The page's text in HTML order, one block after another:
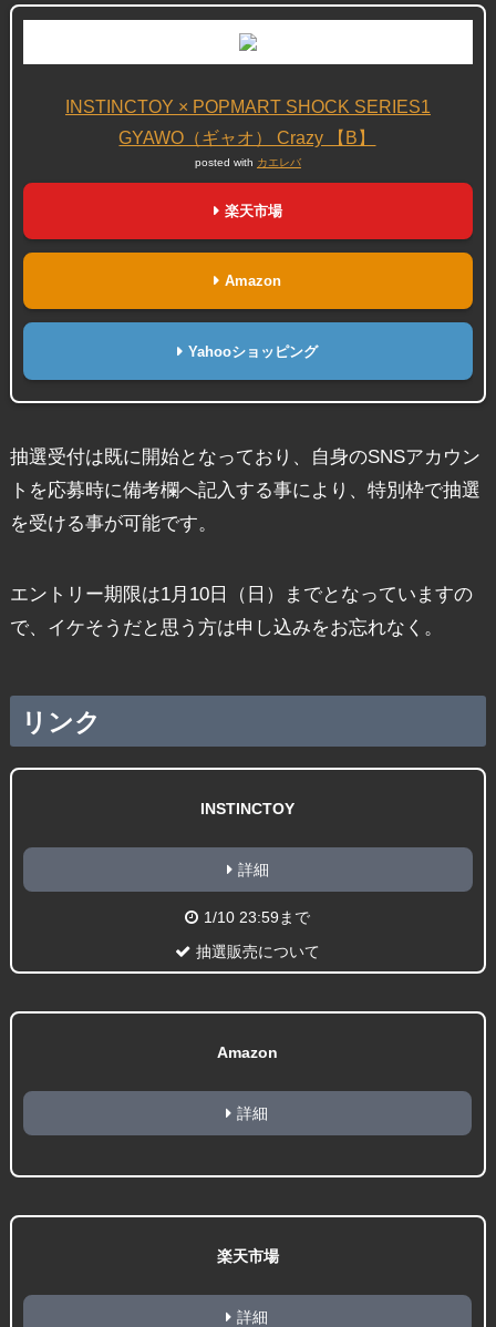
INSTINCTOY × POPMART SHOCK SERIES1
GYAWO（ギャオ） Crazy 【B】
posted with カエレバ
楽天市場
Amazon
Yahooショッピング
抽選受付は既に開始となっており、自身のSNSアカウン
トを応募時に備考欄へ記入する事により、特別枠で抽選
を受ける事が可能です。
エントリー期限は1月10日（日）までとなっていますの
で、イケそうだと思う方は申し込みをお忘れなく。
リンク
INSTINCTOY
詳細
1/10 23:59まで
抽選販売について
Amazon
詳細
楽天市場
詳細